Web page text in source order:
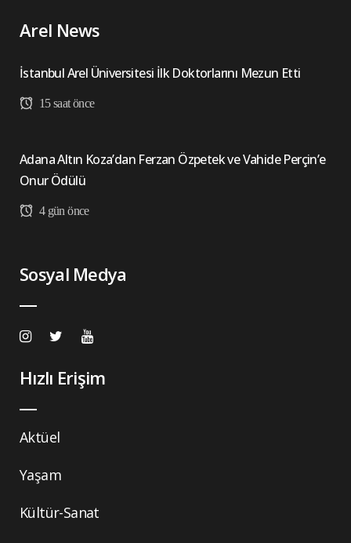
Arel News
İstanbul Arel Üniversitesi İlk Doktorlarını Mezun Etti
15 saat önce
Adana Altın Koza’dan Ferzan Özpetek ve Vahide Perçin’e
Onur Ödülü
4 gün önce
Sosyal Medya
Hızlı Erişim
Aktüel
Yaşam
Kültür-Sanat